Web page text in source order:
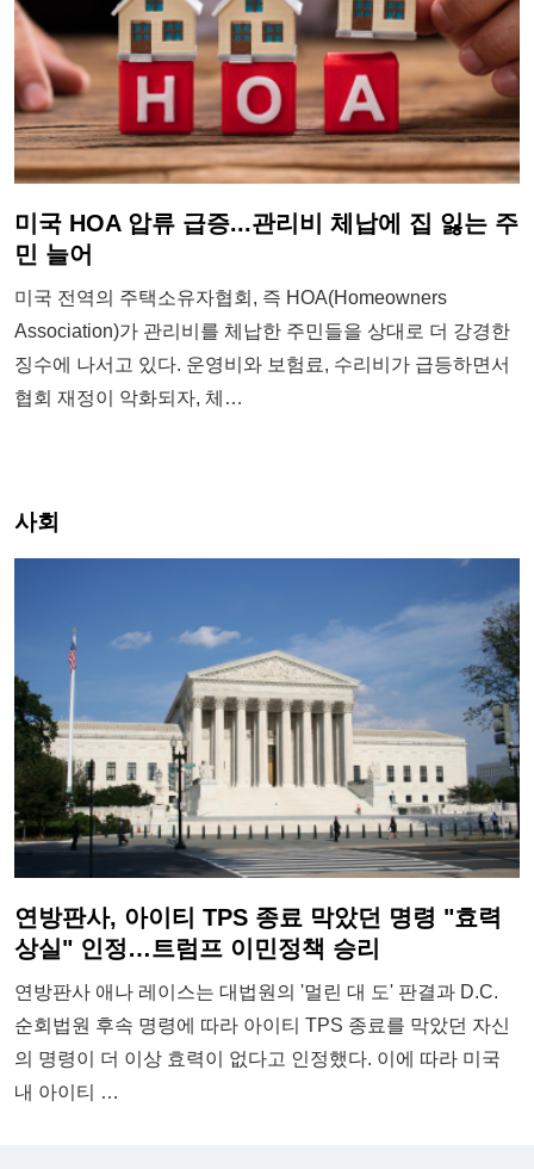
미국 HOA 압류 급증...관리비 체납에 집 잃는 주
민 늘어
미국 전역의 주택소유자협회, 즉 HOA(Homeowners
Association)가 관리비를 체납한 주민들을 상대로 더 강경한
징수에 나서고 있다. 운영비와 보험료, 수리비가 급등하면서
협회 재정이 악화되자, 체…
사회
연방판사, 아이티 TPS 종료 막았던 명령 "효력
상실" 인정…트럼프 이민정책 승리
연방판사 애나 레이스는 대법원의 '멀린 대 도' 판결과 D.C.
순회법원 후속 명령에 따라 아이티 TPS 종료를 막았던 자신
의 명령이 더 이상 효력이 없다고 인정했다. 이에 따라 미국
내 아이티 …